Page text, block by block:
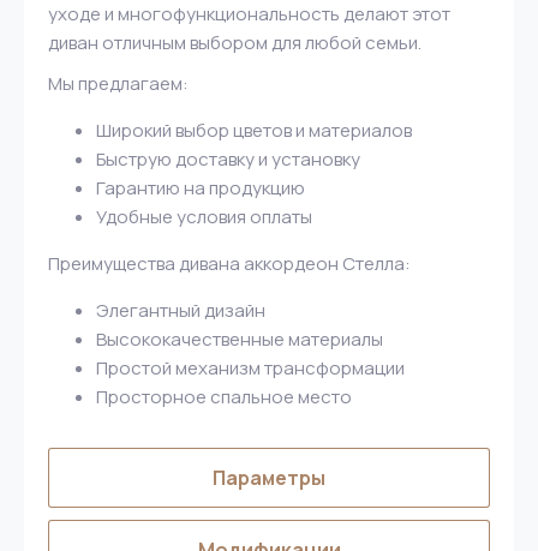
уходе и многофункциональность делают этот
диван отличным выбором для любой семьи.
Мы предлагаем:
Широкий выбор цветов и материалов
Быструю доставку и установку
Гарантию на продукцию
Удобные условия оплаты
Преимущества дивана аккордеон Стелла:
Элегантный дизайн
Высококачественные материалы
Простой механизм трансформации
Просторное спальное место
Параметры